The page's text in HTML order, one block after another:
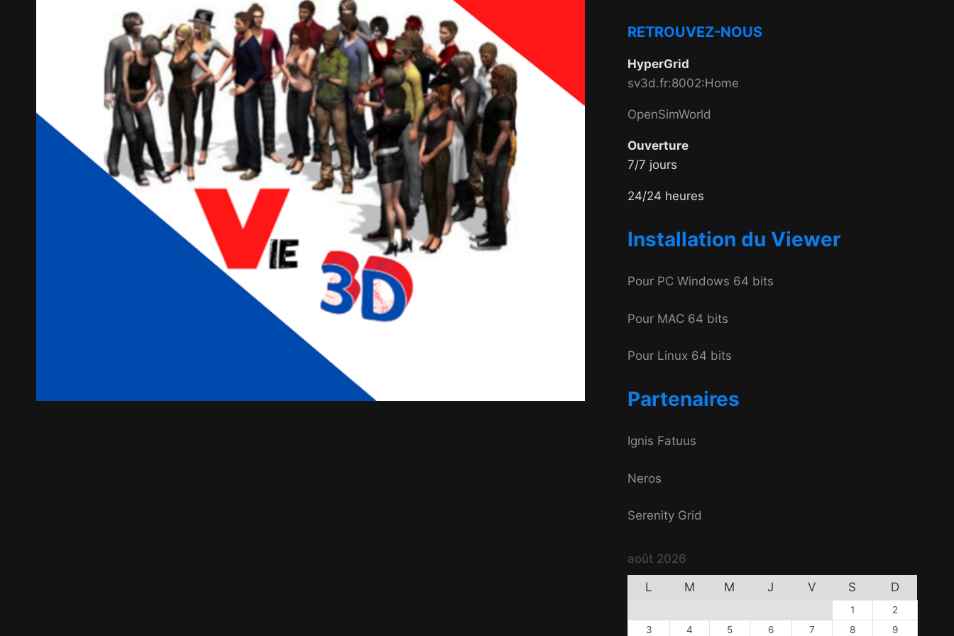
RETROUVEZ-NOUS
HyperGrid
sv3d.fr:8002:Home
OpenSimWorld
Ouverture
7/7 jours
24/24 heures
Installation du Viewer
Pour PC Windows 64 bits
Pour MAC 64 bits
Pour Linux 64 bits
Partenaires
Ignis Fatuus
Neros
Serenity Grid
août 2026
L
M M J V S D
1
2
3
4 5 6 7 8 9